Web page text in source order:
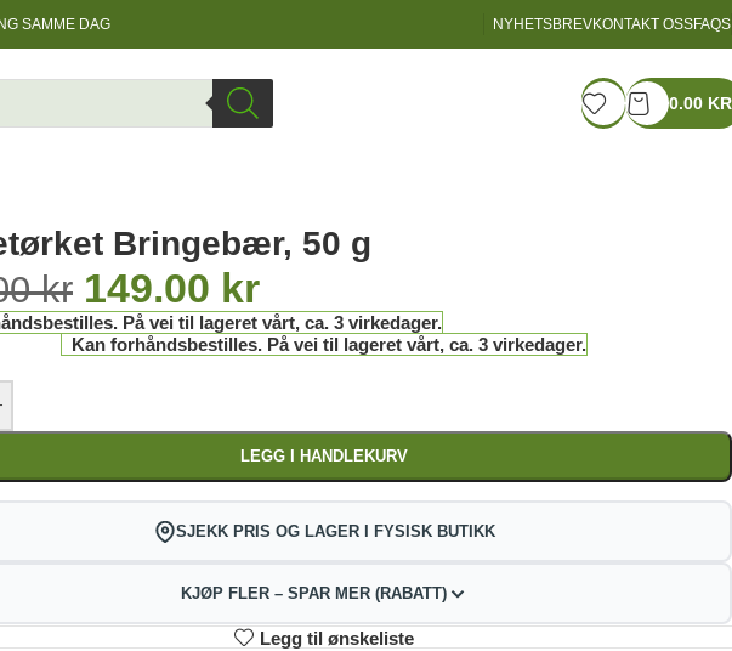
SAMME DAG NYHETSBREVKONTAKT OSSFAQS
0.00 KR
Bringebær, 50 g
kr 149.00 kr
På vei til lageret vårt, ca. 3 virkedager.
Kan forhåndsbestilles. På vei til lageret vårt, ca. 3 virkedager.
LEGG I HANDLEKURV
SJEKK PRIS OG LAGER I FYSISK BUTIKK
KJØP FLER – SPAR MER (RABATT)
2 3-4 5-9 10+
Legg til ønskeliste